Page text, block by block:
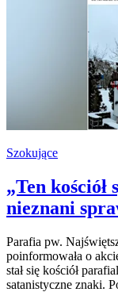
Szokujące
„Ten kościół
nieznani
Parafia pw.
poinformowała o
stał się kościół
satanistyczne znaki.